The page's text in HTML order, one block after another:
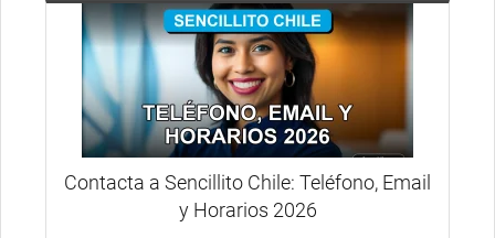
Contacta a Sencillito Chile: Teléfono, Email
y Horarios 2026